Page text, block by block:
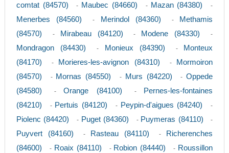
comtat (84570)
- Maubec (84660) - Mazan (84380) -
Menerbes (84560) - Merindol (84360) -
Methamis
(84570)
- Mirabeau (84120) - Modene (84330) -
Mondragon (84430) - Monieux (84390) -
Monteux
(84170)
- Morieres-les-avignon (84310) -
Mormoiron
(84570)
- Mornas (84550) - Murs (84220) -Oppede
(84580)
-Orange (84100) -
Pernes-les-fontaines
(84210)
- Pertuis (84120) - Peypin-d'aigues (84240) -
Piolenc (84420) - Puget (84360) - Puymeras (84110) -
Puyvert (84160) - Rasteau (84110) -
Richerenches
(84600)
- Roaix (84110) - Robion (84440) - Roussillon